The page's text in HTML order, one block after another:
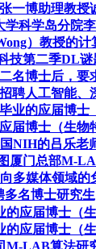
一博助理教授
学科学岛分院
）教授的
技第二季DL谜
名博士后，
聘人工智能、
业的应届博士
届博士（生
NIH的吕乐老
厦门总部M-
多媒体领域
多名博士研究生
的应届博士（
的应届博士（
M-LAB算法研